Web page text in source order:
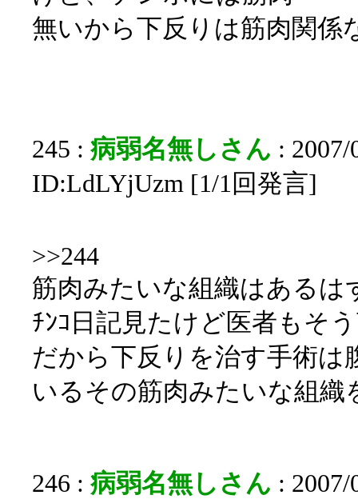
無いから下反りは筋肉関係
245 : 病弱名無しさん :
ID:LdLYjUzm [1/1回発言]
>>244
筋肉みたいな組織はあるは
ﾁﾝｺ日記見たけど医者もそ
だから下反りを治す手術は
いるその筋肉みたいな組織
246 : 病弱名無しさん :